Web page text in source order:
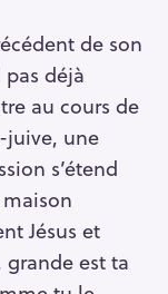
de son
déjà
au cours de
juive, une
s’étend
Jésus et
est ta